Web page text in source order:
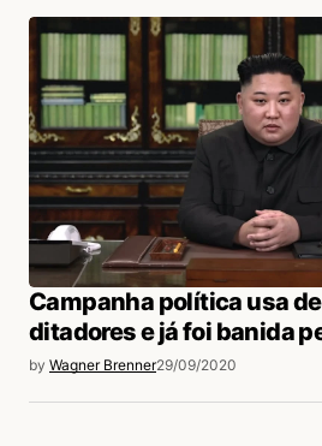
justificar o nome. Muito
Acesse para responder
login
Campanha política usa
ditadores e já foi banida
by Wagner Brenner29/09/2020